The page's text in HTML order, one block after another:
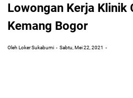
Lowongan Kerja Klinik
Kemang Bogor
Oleh Loker Sukabumi Sabtu, Mei 22, 2021